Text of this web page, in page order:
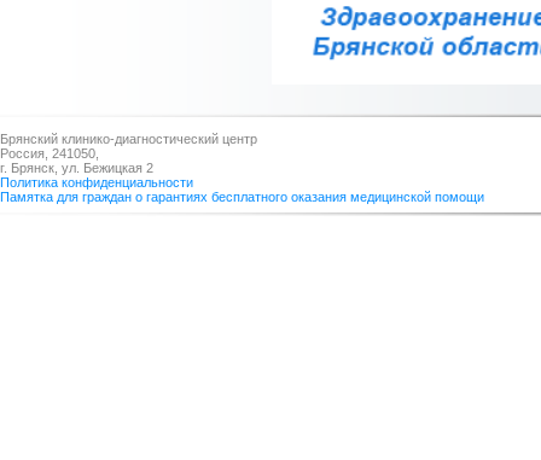
Брянский клинико-диагностический центр
Россия, 241050,
г. Брянск, ул. Бежицкая 2
Политика конфиденциальности
Памятка для граждан о гарантиях бесплатного оказания медицинской помощи